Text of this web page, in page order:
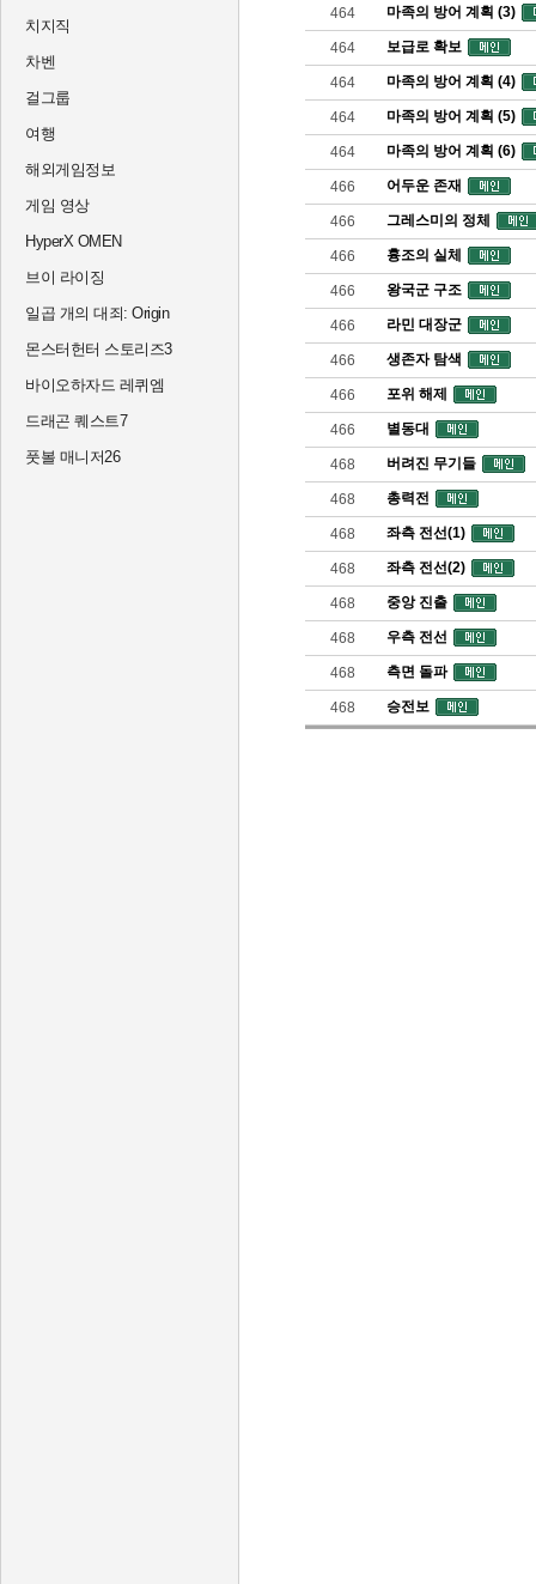
치지직
차벤
걸그룹
여행
해외게임정보
게임 영상
HyperX OMEN
브이 라이징
일곱 개의 대죄: Origin
몬스터헌터 스토리즈3
바이오하자드 레퀴엠
드래곤 퀘스트7
풋볼 매니저26
464 마족의 방어 계획 (3)
464 보급로 확보
464 마족의 방어 계획 (4)
464 마족의 방어 계획 (5)
464 마족의 방어 계획 (6)
466 어두운 존재
466 그레스미의 정체
466 흉조의 실체
466 왕국군 구조
466 라민 대장군
466 생존자 탐색
466 포위 해제
466 별동대
468 버려진 무기들
468 총력전
468 좌측 전선(1)
468 좌측 전선(2)
468 중앙 진출
468 우측 전선
468 측면 돌파
468 승전보